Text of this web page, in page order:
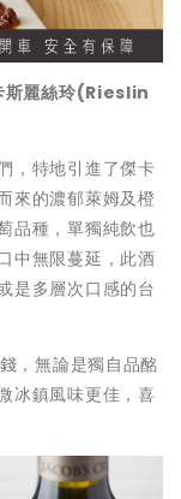
麗絲玲(Rieslin
，特地引進了傑卡
來的濃郁萊姆及橙
品種，單獨純飲也
中無限蔓延，此酒
是多層次口感的台
，無論是獨自品酩
冰鎮風味更佳，喜